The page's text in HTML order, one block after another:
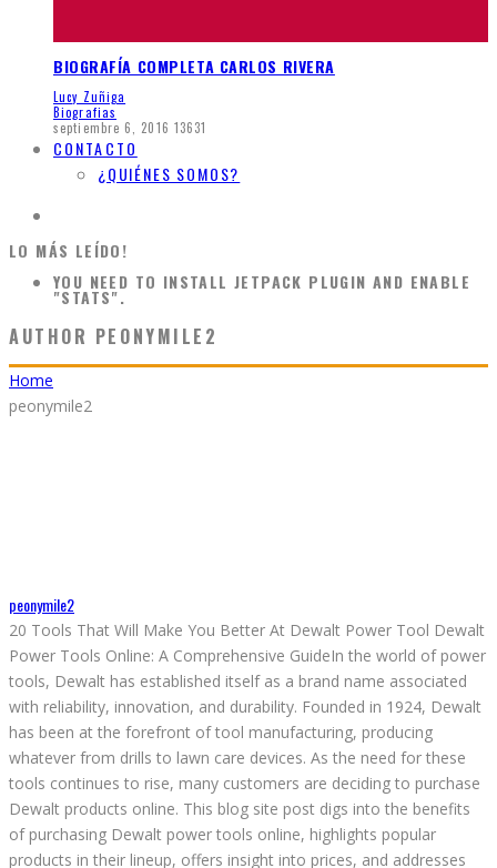
BIOGRAFÍA COMPLETA CARLOS RIVERA
Lucy Zuñiga
Biografias
septiembre 6, 2016 13631
CONTACTO
¿QUIÉNES SOMOS?
LO MÁS LEÍDO!
YOU NEED TO INSTALL JETPACK PLUGIN AND ENABLE
"STATS".
AUTHOR PEONYMILE2
Home
peonymile2
peonymile2
20 Tools That Will Make You Better At Dewalt Power Tool Dewalt
Power Tools Online: A Comprehensive GuideIn the world of power
tools, Dewalt has established itself as a brand name associated
with reliability, innovation, and durability. Founded in 1924, Dewalt
has been at the forefront of tool manufacturing, producing
whatever from drills to lawn care devices. As the need for these
tools continues to rise, many customers are deciding to purchase
Dewalt products online. This blog site post digs into the benefits
of purchasing Dewalt power tools online, highlights popular
products in their lineup, offers insight into prices, and addresses